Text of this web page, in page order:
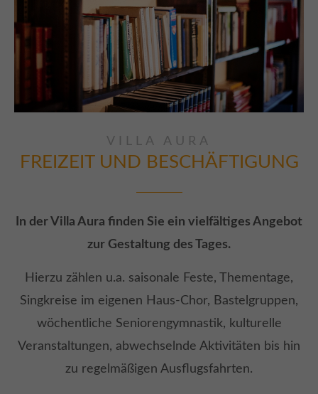
VILLA AURA
FREIZEIT UND BESCHÄFTIGUNG
In der Villa Aura finden Sie ein vielfältiges Angebot
zur Gestaltung des Tages.
Hierzu zählen u.a. saisonale Feste, Thementage,
Singkreise im eigenen Haus-Chor, Bastelgruppen,
wöchentliche Seniorengymnastik, kulturelle
Veranstaltungen, abwechselnde Aktivitäten bis hin
zu regelmäßigen Ausflugsfahrten.